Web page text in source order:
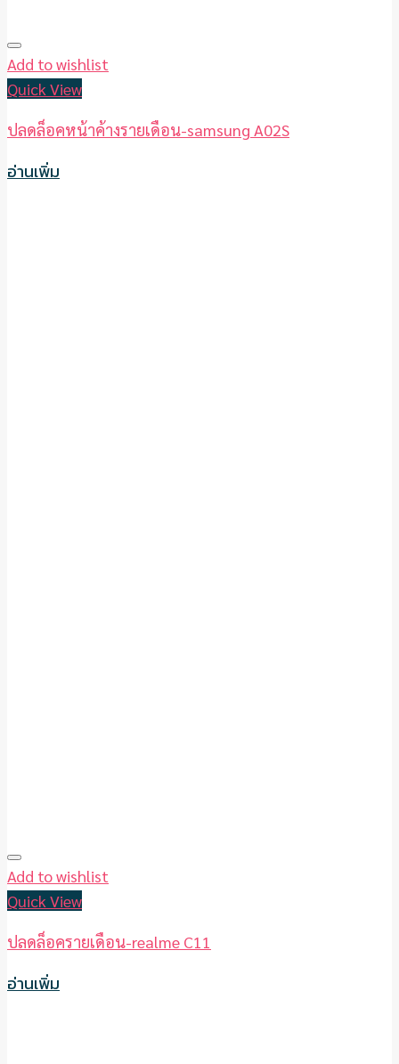
Add to wishlist
Quick View
ปลดล็อคหน้าค้างรายเดือน-samsung A02S
อ่านเพิ่ม
Add to wishlist
Quick View
ปลดล็อครายเดือน-realme C11
อ่านเพิ่ม